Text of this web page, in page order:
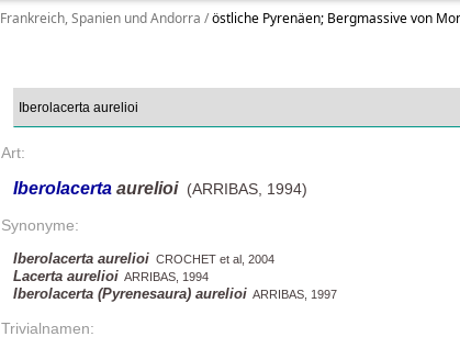
Frankreich, Spanien und Andorra /östliche Pyrenäen; Bergmassive von
Art:
Iberolacerta aurelioi(ARRIBAS, 1994)
Synonyme:
Iberolacerta aurelioi CROCHET et al, 2004
Lacerta aurelioi ARRIBAS, 1994
Iberolacerta (Pyrenesaura) aurelioi ARRIBAS, 1997
Trivialnamen: